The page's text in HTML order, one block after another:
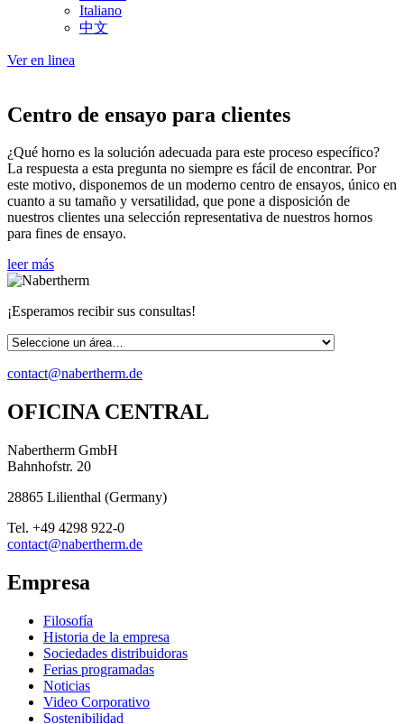
Italiano
中文
Ver en linea
Centro de ensayo para clientes
¿Qué horno es la solución adecuada para este proceso específico?
La respuesta a esta pregunta no siempre es fácil de encontrar. Por
este motivo, disponemos de un moderno centro de ensayos, único en
cuanto a su tamaño y versatilidad, que pone a disposición de
nuestros clientes una selección representativa de nuestros hornos
para fines de ensayo.
leer más
¡Esperamos recibir sus consultas!
contact@nabertherm.de
OFICINA CENTRAL
Nabertherm GmbH
Bahnhofstr. 20
28865 Lilienthal (Germany)
Tel. +49 4298 922-0
contact@nabertherm.de
Empresa
Filosofía
Historia de la empresa
Sociedades distribuidoras
Ferias programadas
Noticias
Video Corporativo
Sostenibilidad